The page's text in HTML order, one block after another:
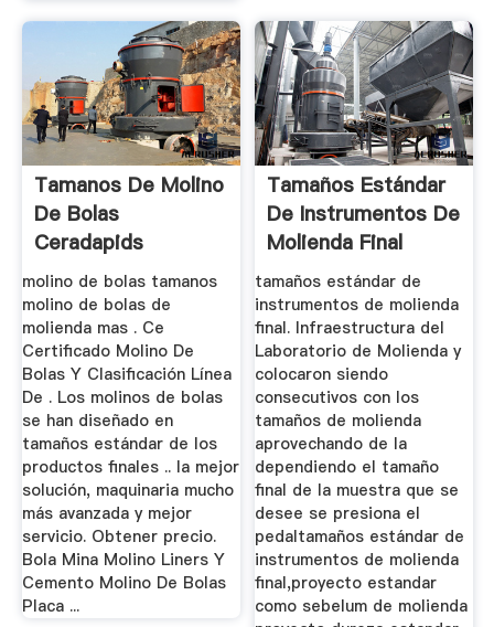
Tamanos De Molino
De Bolas
Ceradapids
molino de bolas tamanos
molino de bolas de
molienda mas . Ce
Certificado Molino De
Bolas Y Clasificación Línea
De . Los molinos de bolas
se han diseñado en
tamaños estándar de los
productos finales .. la mejor
solución, maquinaria mucho
más avanzada y mejor
servicio. Obtener precio.
Bola Mina Molino Liners Y
Cemento Molino De Bolas
Placa ...
Tamaños Estándar
De Instrumentos De
Molienda Final
tamaños estándar de
instrumentos de molienda
final. Infraestructura del
Laboratorio de Molienda y
colocaron siendo
consecutivos con los
tamaños de molienda
aprovechando de la
dependiendo el tamaño
final de la muestra que se
desee se presiona el
pedaltamaños estándar de
instrumentos de molienda
final,proyecto estandar
como sebelum de molienda